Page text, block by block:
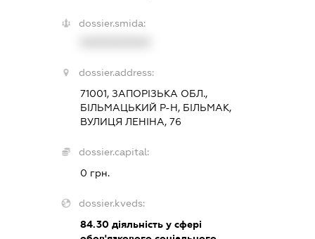
dossier.smida:
dossier.address:
71001, ЗАПОРІЗЬКА ОБЛ.,
БІЛЬМАЦЬКИЙ Р-Н, БІЛЬМАК,
ВУЛИЦЯ ЛЕНІНА, 76
dossier.capital:
0 грн.
dossier.kveds:
84.30 діяльність у сфері